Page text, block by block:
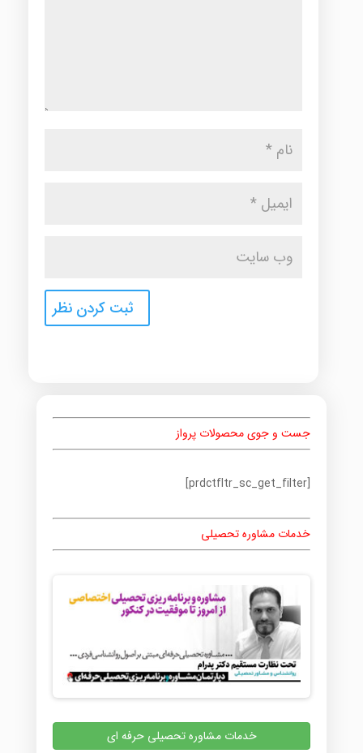
جست و جوی محصولات پرواز
[prdctfltr_sc_get_filter]
خدمات مشاوره تحصیلی
خدمات مشاوره تحصیلی حرفه ای